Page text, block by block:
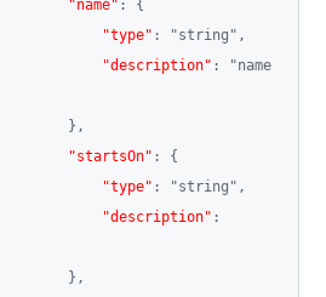
"name" :
{
"type" : "string" ,
"description" :
"name
} ,
"startsOn" :
{
"type" : "string" ,
"description" :
} ,